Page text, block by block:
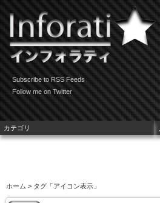
Subscribe to RSS Feeds
Follow me on Twitter
ホーム > タグ「アイコン表示」
カテゴリ